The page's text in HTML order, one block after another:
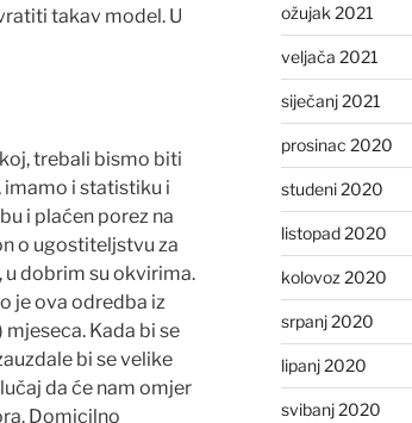
takav model. U
trebali bismo biti
imamo i statistiku i
i plaćen porez na
o ugostiteljstvu za
dobrim su okvirima.
je ova odredba iz
Kada bi se
bi se velike
da će nam omjer
Domicilno
ožujak 2021
veljača 2021
siječanj 2021
prosinac 2020
studeni 2020
listopad 2020
kolovoz 2020
srpanj 2020
lipanj 2020
svibanj 2020